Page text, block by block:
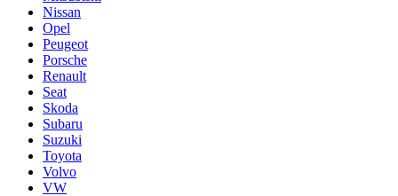
Nissan
Opel
Peugeot
Porsche
Renault
Seat
Skoda
Subaru
Suzuki
Toyota
Volvo
VW